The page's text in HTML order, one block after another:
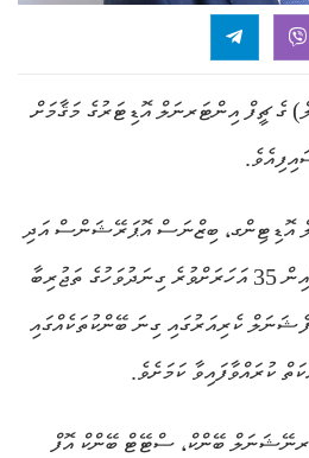
ގެ ޗީފް އިންޓަރނަލް އޮޑިޓަރުގެ މަޤާމަށް
އޮޑިޓިންގ، ބިޒްނަސް އޮޕަރޭޝަންސް އަދި
ސްޓްރެޓެޖިކް ޕްލޭނިންގެ ދާއިރާއިން 35 އަހަރަށްވުރެ ގިނަދުވަހުގެ ތަޖުރިބާ
ކެރިއަރުގައި ގިނަ ބޭންކުތަކެއްގައި
ކުރައްވާފައިވާ ކަމަށެވެ.
ބޭންކް، ސްޓޭޓް ބޭންކް އޮފް